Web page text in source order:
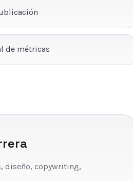
de métricas
diseño, copywriting,